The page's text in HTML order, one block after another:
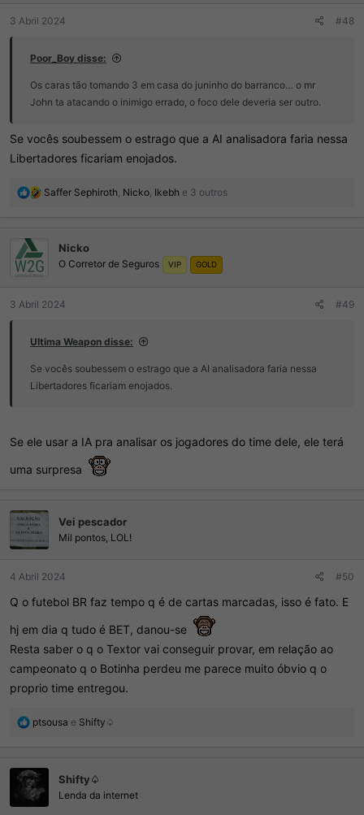
3 Abril 2024 #48
Poor_Boy disse:
Os caras tão tomando 3 em casa do juninho do barranco… o mr
John ta atacando o inimigo errado, o foco dele deveria ser outro.
Se vocês soubessem o estrago que a AI analisadora faria nessa
Libertadores ficariam enojados.
R
e
Saffer Sephiroth Nicko Ikebh e 3 outros
Nicko
O Corretor de Seguros VIP GOLD
3 Abril 2024 #49
Ultima Weapon disse:
Se vocês soubessem o estrago que a AI analisadora faria nessa
Libertadores ficariam enojados.
Se ele usar a IA pra analisar os jogadores do time dele, ele terá
uma surpresa
Vei pescador
Mil pontos, LOL!
4 Abril 2024 #50
Q o futebol BR faz tempo q é de cartas marcadas, isso é fato. E
hj em dia q tudo é BET, danou-se
Resta saber o q o Textor vai conseguir provar, em relação ao
campeonato q o Botinha perdeu me parece muito óbvio q o
proprio time entregou.
R
õ
e
s
ptsousa e Shifty♤
Shifty♤
Lenda da internet